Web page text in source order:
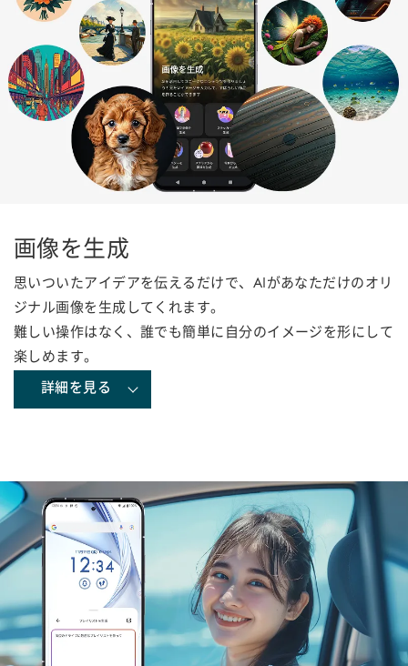
画像を生成
思いついたアイデアを伝えるだけで、AIがあなただけのオリ
ジナル画像を生成してくれます。
難しい操作はなく、誰でも簡単に自分のイメージを形にして
楽しめます。
詳細を見る